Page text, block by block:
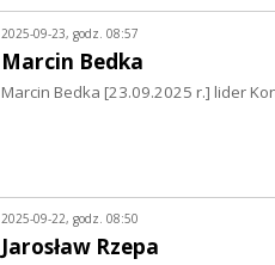
2025-09-23, godz. 08:57
Marcin Bedka
Marcin Bedka [23.09.2025 r.] lider
2025-09-22, godz. 08:50
Jarosław Rzepa